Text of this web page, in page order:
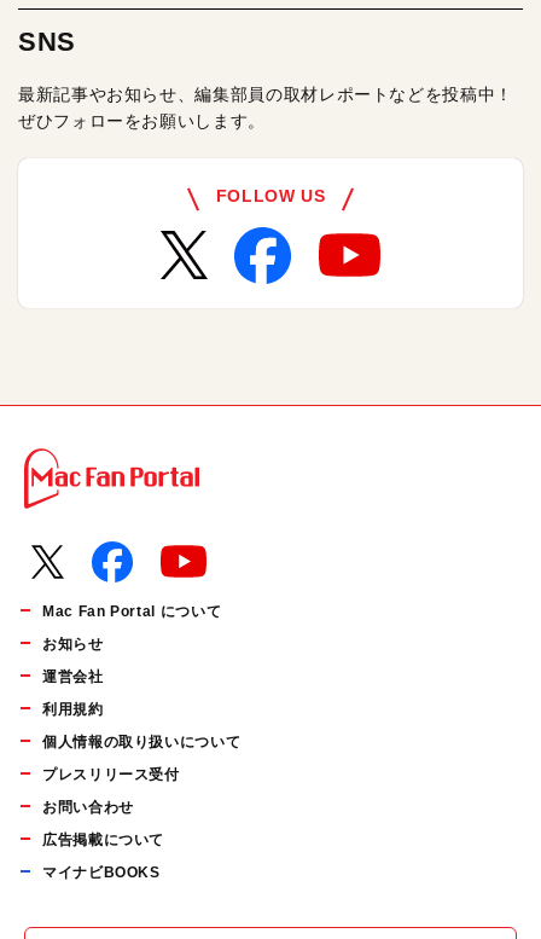
SNS
最新記事やお知らせ、編集部員の取材レポートなどを投稿中！
ぜひフォローをお願いします。
FOLLOW US
Mac Fan Portal について
お知らせ
運営会社
利用規約
個人情報の取り扱いについて
プレスリリース受付
お問い合わせ
広告掲載について
マイナビBOOKS